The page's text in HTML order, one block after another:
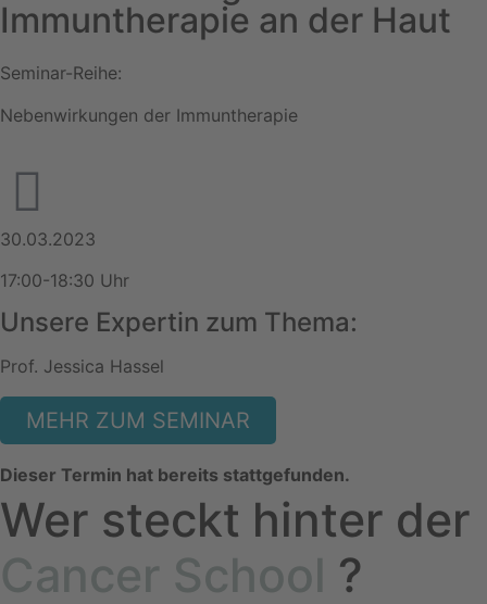
Immuntherapie an der Haut
Seminar-Reihe:
Nebenwirkungen der Immuntherapie
30.03.2023
17:00-18:30 Uhr
Unsere Expertin zum Thema:
Prof. Jessica Hassel
MEHR ZUM SEMINAR
Dieser Termin hat bereits stattgefunden.
Wer steckt hinter der
Cancer School ?